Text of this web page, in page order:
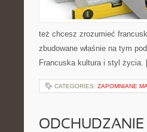
też chcesz zrozumieć
zbudowane właśnie na tym
Francuska kultura i styl
CATEGORIES: ZAPOMNIANE
ODCHUDZANIE